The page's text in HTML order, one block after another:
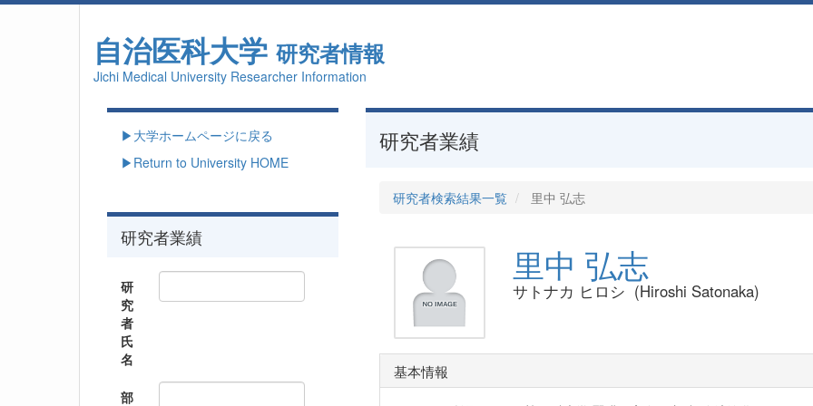
自治医科大学 研究者情報
Jichi Medical University Researcher Information
研究者業績
研究者検索結果一覧 里中 弘志
里中 弘志
サトナカ ヒロシ (Hiroshi Satonaka)
基本情報
▶大学ホームページに戻る
▶Return to University HOME
研究者業績
研
究
者
氏
名
部